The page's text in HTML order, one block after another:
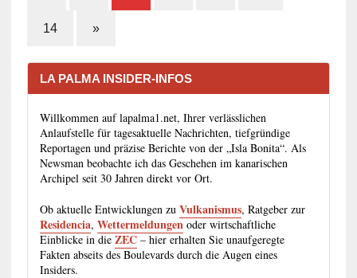
14 »
LA PALMA INSIDER-INFOS
Willkommen auf lapalma1.net, Ihrer verlässlichen
Anlaufstelle für tagesaktuelle Nachrichten, tiefgründige
Reportagen und präzise Berichte von der „Isla Bonita“. Als
Newsman beobachte ich das Geschehen im kanarischen
Archipel seit 30 Jahren direkt vor Ort.
Ob aktuelle Entwicklungen zu Vulkanismus, Ratgeber zur
Residencia, Wettermeldungen oder wirtschaftliche
Einblicke in dieZEC– hier erhalten Sie unaufgeregte
Fakten abseits des Boulevards durch die Augen eines
Insiders.